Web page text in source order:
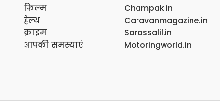
फिल्म
हेल्थ
क्राइम
आपकी समस्याएं
Champak.in
Caravanmagazine.in
Sarassalil.in
Motoringworld.in